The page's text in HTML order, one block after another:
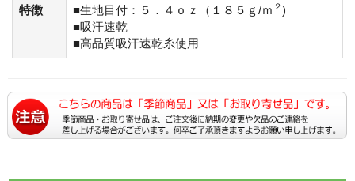
特徴 ■生地目付：５．４ｏｚ（１８５ｇ/ｍ ２)
■吸汗速乾
■高品質吸汗速乾糸使用